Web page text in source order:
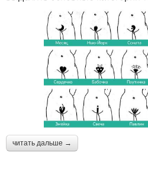
читать дальше →